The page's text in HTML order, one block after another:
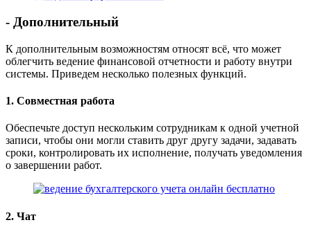
- Дополнительный
К дополнительным возможностям относят всё, что может
облегчить ведение финансовой отчетности и работу внутри
системы. Приведем несколько полезных функций.
1. Совместная работа
Обеспечьте доступ нескольким сотрудникам к одной учетной
записи, чтобы они могли ставить друг другу задачи, задавать
сроки, контролировать их исполнение, получать уведомления
о завершении работ.
2. Чат